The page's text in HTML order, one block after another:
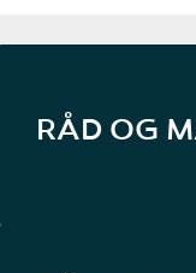
RÅD OG